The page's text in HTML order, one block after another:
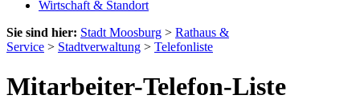
Wirtschaft & Standort
Sie sind hier: Stadt Moosburg > Rathaus &
Service > Stadtverwaltung > Telefonliste
Mitarbeiter-Telefon-Liste